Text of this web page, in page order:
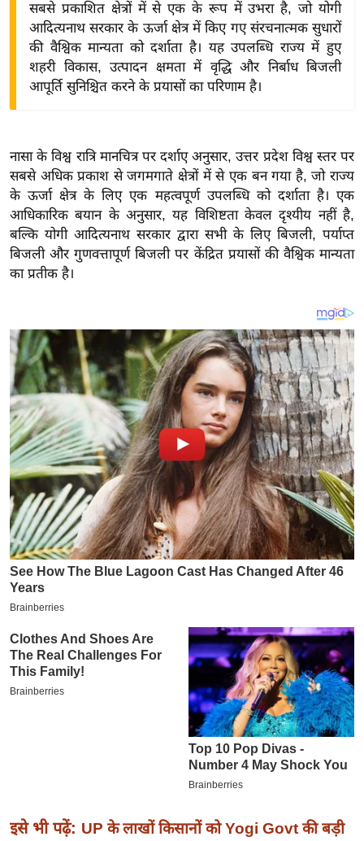
द्यो
शे
ष
ज्ञ
रा
य
ब
ज
खे
ल
क्रि
के
ट
I
P
L
2
0
2
6
क्रा
इ
म
ई
ल
सबसे प्रकाशित क्षेत्रों में से एक के रूप में उभरा है, जो योगी
आदित्यनाथ सरकार के ऊर्जा क्षेत्र में किए गए संरचनात्मक सुधारों
की वैश्विक मान्यता को दर्शाता है। यह उपलब्धि राज्य में हुए
शहरी विकास, उत्पादन क्षमता में वृद्धि और निर्बाध बिजली
आपूर्ति सुनिश्चित करने के प्रयासों का परिणाम है।
नासा के विश्व रात्रि मानचित्र पर दर्शाए अनुसार, उत्तर प्रदेश विश्व स्तर पर
सबसे अधिक प्रकाश से जगमगाते क्षेत्रों में से एक बन गया है, जो राज्य
के ऊर्जा क्षेत्र के लिए एक महत्वपूर्ण उपलब्धि को दर्शाता है। एक
आधिकारिक बयान के अनुसार, यह विशिष्टता केवल दृश्यीय नहीं है,
बल्कि योगी आदित्यनाथ सरकार द्वारा सभी के लिए बिजली, पर्याप्त
बिजली और गुणवत्तापूर्ण बिजली पर केंद्रित प्रयासों की वैश्विक मान्यता
का प्रतीक है।
इसे भी पढ़ें: UP के लाखों किसानों को Yogi Govt की बड़ी